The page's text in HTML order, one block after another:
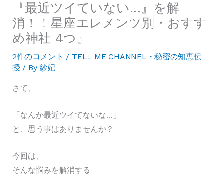
『最近ツイていない…』を解
消！！星座エレメンツ別・おすす
め神社 4つ』
2件のコメント / TELL ME CHANNEL・秘密の知恵伝
授 / By 紗妃
さて、
「なんか最近ツイてないな…」
と、思う事はありませんか？
今回は、
そんな悩みを解消する